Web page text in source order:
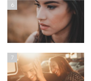
6
7